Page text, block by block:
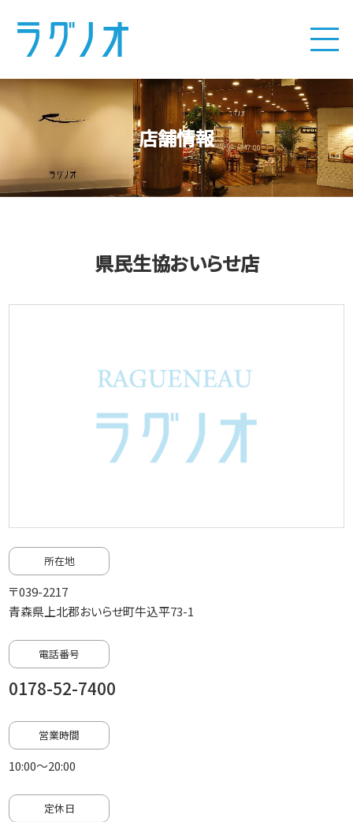
店舗情報
県民生協おいらせ店
所在地
〒039-2217
青森県上北郡おいらせ町牛込平73-1
電話番号
0178-52-7400
営業時間
10:00～20:00
定休日